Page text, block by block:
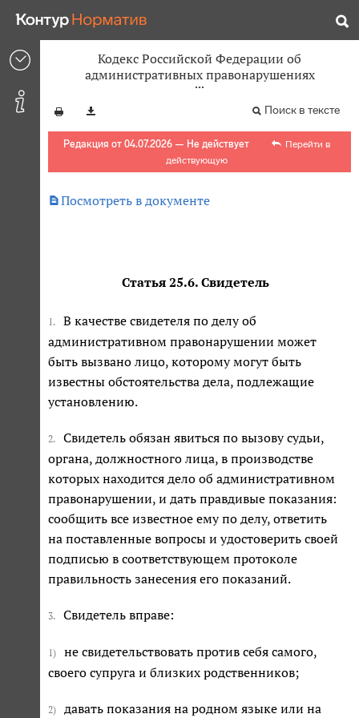
Кодекс Российской Федерации об
административных правонарушениях
Поиск в тексте
Редакция от 04.07.2026 — Не действует
Перейти в
действующую
Посмотреть в документе
Статья 25.6. Свидетель
1.
В качестве свидетеля по делу об
административном правонарушении может
быть вызвано лицо, которому могут быть
известны обстоятельства дела, подлежащие
установлению.
2.
Свидетель обязан явиться по вызову судьи,
органа, должностного лица, в производстве
которых находится дело об административном
правонарушении, и дать правдивые показания:
сообщить все известное ему по делу, ответить
на поставленные вопросы и удостоверить своей
подписью в соответствующем протоколе
правильность занесения его показаний.
3. Свидетель вправе:
1)
не свидетельствовать против себя самого,
своего супруга и близких родственников;
2) давать показания на родном языке или на